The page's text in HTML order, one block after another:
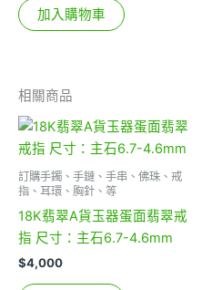
加入購物車
相關商品
訂購手鐲、手鏈、手串、佛珠、戒
指、耳環、胸針、等
18K翡翠A貨玉器蛋面翡翠戒
指 尺寸：主石6.7-4.6mm
$4,000